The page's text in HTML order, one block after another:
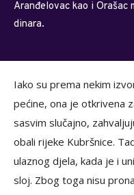
Aranđelovac kao i Orašac
dinara.
Iako su prema nekim
pećine, ona je otkrivena
sasvim slučajno,
obali rijeke Kubršnice.
ulaznog djela, kada je i
sloj. Zbog toga nisu